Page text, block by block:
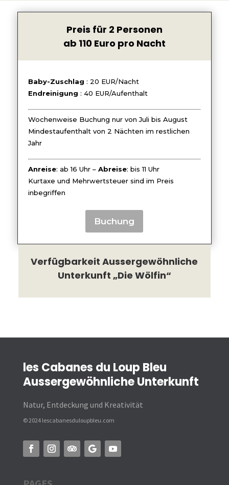
Preis für 2 Personen
ab 110 Euro pro Nacht
Baby-Zuschlag : 20 EUR/Nacht
Endreinigung : 40 EUR/Aufenthalt
Wochenweise Buchung nur von Juli bis August
Mindestaufenthalt von 2 Nächten im restlichen
Jahr
Anreise: ab 16 Uhr – Abreise: bis 11 Uhr
Kurtaxe und Mehrwertsteuer sind im Preis
inbegriffen
Buchung
Verfügbarkeit Aussergewöhnliche
Unterkunft „Die Wölfin“
les Cabanes du Loup Bleu
Aussergewöhnliche Unterkunft
Natur, Entdeckung und Kreativität
© 2024 lescabanesduloupbleu.com